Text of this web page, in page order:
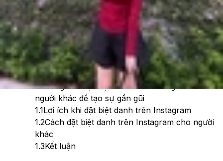
Cập nhật: 12/02/2025
Theo dõi XTMobile trên
Xem nhanh Ẩn
1Hướng dẫn đặt biệt danh trên Instagram cho
người khác để tạo sự gần gũi
1.1Lợi ích khi đặt biệt danh trên Instagram
1.2Cách đặt biệt danh trên Instagram cho người
khác
1.3Kết luận